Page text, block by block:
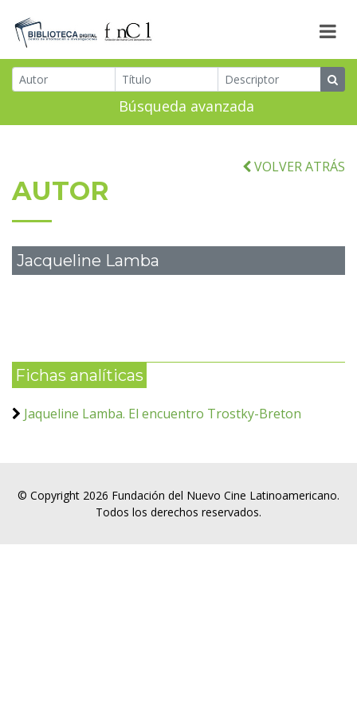
Búsqueda avanzada
VOLVER ATRÁS
AUTOR
Jacqueline Lamba
Fichas analíticas
Jaqueline Lamba. El encuentro Trostky-Breton
© Copyright 2026 Fundación del Nuevo Cine Latinoamericano.
Todos los derechos reservados.